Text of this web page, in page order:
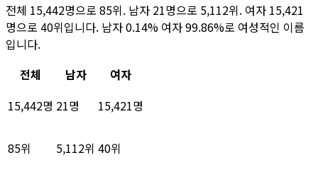
전체 15,442명으로 85위. 남자 21명으로 5,112위. 여자 15,421
명으로 40위입니다. 남자 0.14% 여자 99.86%로 여성적인 이름
입니다.
전체
남자
여자
15,442명 21명 15,421명
85위 5,112위 40위